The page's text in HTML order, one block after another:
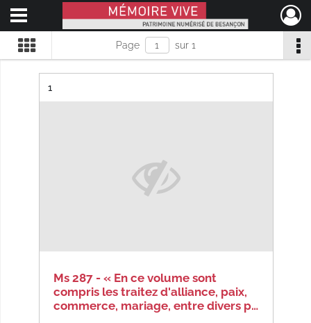
Mémoire Vive patrimoine numérisé de Besançon
Ouvrir le menu déroulant
Page sur 1
Résultat n°
1
Ms 287 - « En ce volume sont
compris les traitez d'alliance, paix,
commerce, mariage, entre divers p…